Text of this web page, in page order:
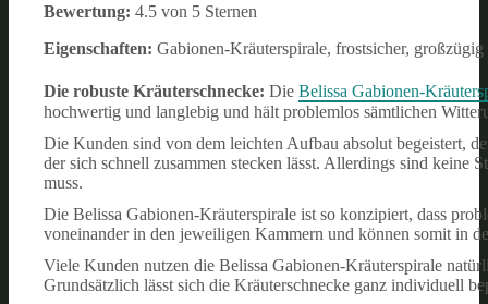
Bewertung: 4.5 von 5 Sternen
Eigenschaften: Gabionen-Kräuterspirale, frostsicher,
Die robuste Kräuterschnecke: Die Belissa Gabionen-
hochwertig und langlebig und hält problemlos sämtlichen
Die Kunden sind von dem leichten Aufbau absolut begeistert,
der sich schnell zusammen stecken lässt. Allerdings sind keine
muss.
Die Belissa Gabionen-Kräuterspirale ist so konzipiert, dass
voneinander in den jeweiligen Kammern und können somit in
Viele Kunden nutzen die Belissa Gabionen-Kräuterspirale
Grundsätzlich lässt sich die Kräuterschnecke ganz individuell